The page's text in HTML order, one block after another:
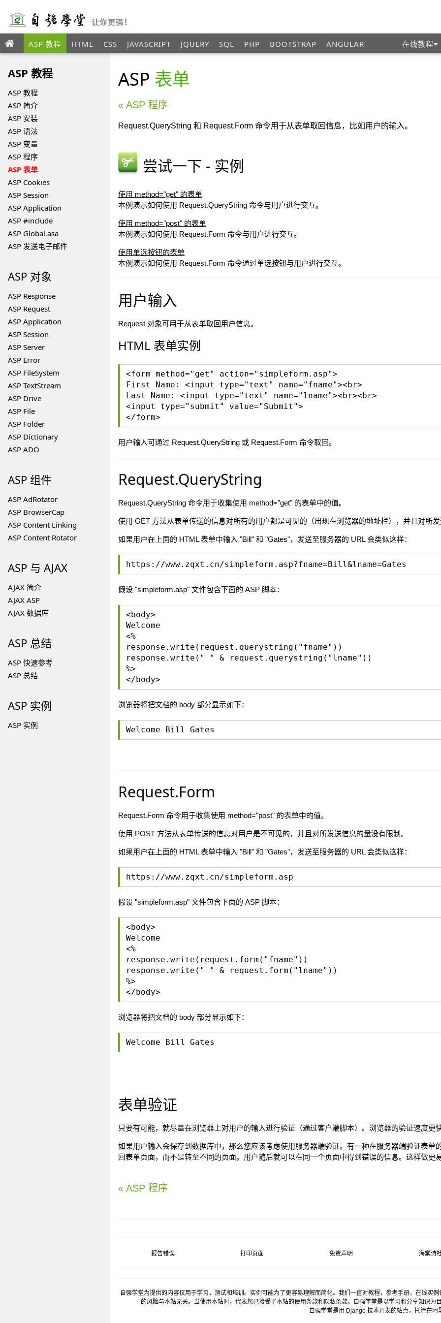
ASP 教程 HTML CSS JAVASCRIPT JQUERY SQL PHP BOOTSTRAP ANGULAR 在线教程
ASP 教程
ASP 教程
ASP 简介
ASP 安装
ASP 语法
ASP 变量
ASP 程序
ASP 表单
ASP Cookies
ASP Session
ASP Application
ASP #include
ASP Global.asa
ASP 发送电子邮件
ASP 对象
ASP Response
ASP Request
ASP Application
ASP Session
ASP Server
ASP Error
ASP FileSystem
ASP TextStream
ASP Drive
ASP File
ASP Folder
ASP Dictionary
ASP ADO
ASP 组件
ASP AdRotator
ASP BrowserCap
ASP Content Linking
ASP Content Rotator
ASP 与 AJAX
AJAX 简介
AJAX ASP
AJAX 数据库
ASP 总结
ASP 快速参考
ASP 总结
ASP 实例
ASP 实例
ASP 表单
« ASP 程序
Request.QueryString 和 Request.Form 命令用于从表单取回信息，比如用户的输入。
尝试一下 - 实例
使用 method="get" 的表单
本例演示如何使用 Request.QueryString 命令与用户进行交互。
使用 method="post" 的表单
本例演示如何使用 Request.Form 命令与用户进行交互。
使用单选按钮的表单
本例演示如何使用 Request.Form 命令通过单选按钮与用户进行交互。
用户输入
Request 对象可用于从表单取回用户信息。
HTML 表单实例
<form method="get" action="simpleform.asp">
First Name: <input type="text" name="fname"><br>
Last Name: <input type="text" name="lname"><br><br>
<input type="submit" value="Submit">
</form>
用户输入可通过 Request.QueryString 或 Request.Form 命令取回。
Request.QueryString
Request.QueryString 命令用于收集使用 method="get" 的表单中的值。
使用 GET 方法从表单传送的信息对所有的用户都是可见的（出现在浏览器的地址栏），并且对所发
如果用户在上面的 HTML 表单中输入 "Bill" 和 "Gates"，发送至服务器的 URL 会类似这样：
https://www.zqxt.cn/simpleform.asp?fname=Bill&lname=Gates
假设 "simpleform.asp" 文件包含下面的 ASP 脚本：
<body>
Welcome
<%
response.write(request.querystring("fname"))
response.write(" " & request.querystring("lname"))
%>
</body>
浏览器将把文档的 body 部分显示如下：
Welcome Bill Gates
Request.Form
Request.Form 命令用于收集使用 method="post" 的表单中的值。
使用 POST 方法从表单传送的信息对用户是不可见的，并且对所发送信息的量没有限制。
如果用户在上面的 HTML 表单中输入 "Bill" 和 "Gates"，发送至服务器的 URL 会类似这样：
https://www.zqxt.cn/simpleform.asp
假设 "simpleform.asp" 文件包含下面的 ASP 脚本：
<body>
Welcome
<%
response.write(request.form("fname"))
response.write(" " & request.form("lname"))
%>
</body>
浏览器将把文档的 body 部分显示如下：
Welcome Bill Gates
表单验证
只要有可能，就尽量在浏览器上对用户的输入进行验证（通过客户端脚本）。浏览器的验证速度更
如果用户输入会保存到数据库中，那么您应该考虑使用服务器端验证。有一种在服务器端验证表单
回表单页面，而不是转至不同的页面。用户随后就可以在同一个页面中得到错误的信息。这样做更
« ASP 程序
报告错误 打印页面 免责声明 海棠诗
自强学堂为提供的内容仅用于学习，测试和培训。实例可能为了更容易理解而简化。我们一直对教程，参考手册，在线实
的风险与本站无关。当使用本站时，代表您已接受了本站的使用条款和隐私条款。自强学堂是以学习和分享知识为
自强学堂是用 Django 技术开发的站点，托管在阿